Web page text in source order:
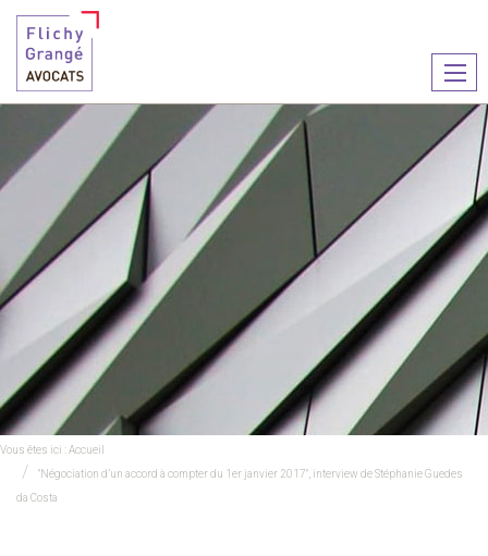
le
Vous êtes ici :Accueil
"Négociation d’un accord à compter du 1er janvier 2017", interview de Stéphanie Guedes
da Costa